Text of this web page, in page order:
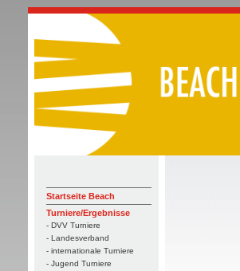
Startseite Beach
Turniere/Ergebnisse
- DVV Turniere
- Landesverband
- internationale Turniere
- Jugend Turniere